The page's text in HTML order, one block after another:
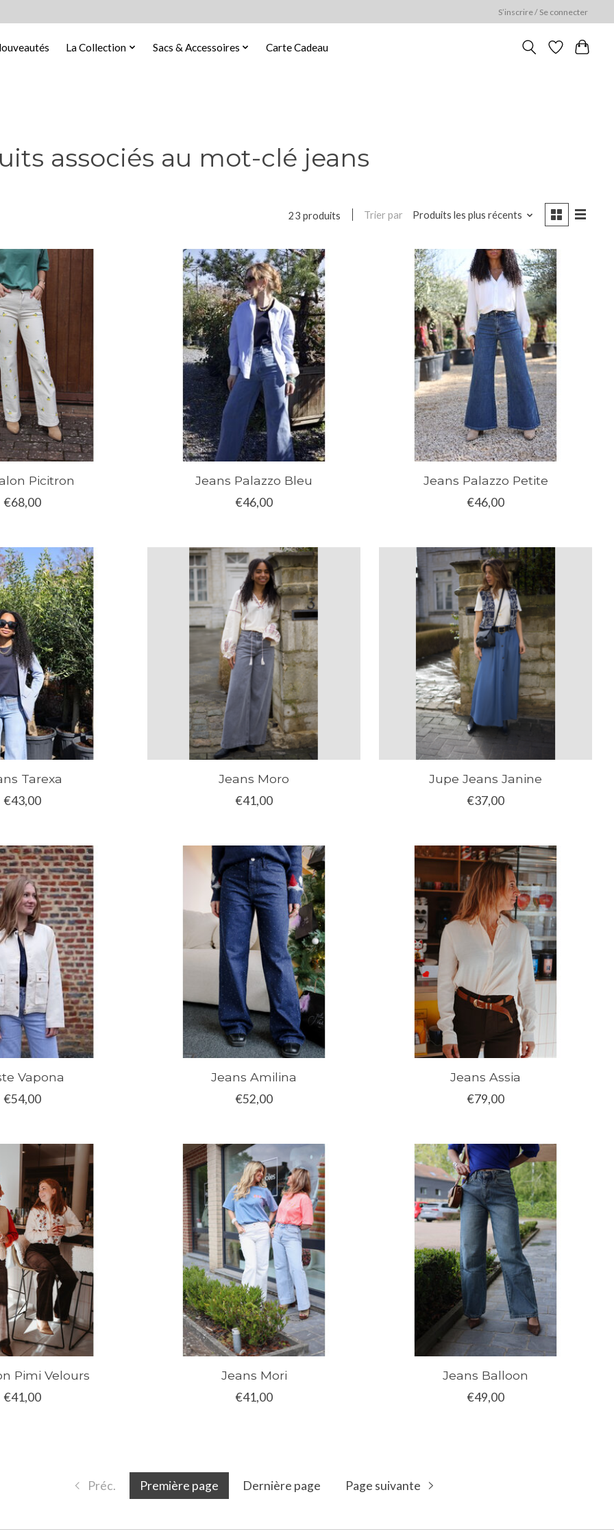
S’inscrire / Se connecter
La Collection Sacs & Accessoires Carte Cadeau
associés au mot-clé jeans
23 produits Trier par Produits les plus récents
Picitron
€68,00
Jeans Palazzo Bleu
€46,00
Jeans Palazzo Petite
€46,00
Tarexa
€43,00
Jeans Moro
€41,00
Jupe Jeans Janine
€37,00
Vapona
€54,00
Jeans Amilina
€52,00
Jeans Assia
€79,00
Pimi Velours
€41,00
Jeans Mori
€41,00
Jeans Balloon
€49,00
Préc. Première page Dernière page Page suivante